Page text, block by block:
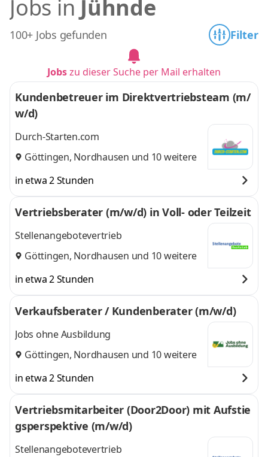
Jobs in Jühnde
100+ Jobs gefunden Filter
Jobszu dieser Suche per Mail erhalten
Kundenbetreuer im Direktvertriebsteam (m/
w/d)
Durch-Starten.com
Göttingen, Nordhausen und 10 weitere
in etwa 2 Stunden
Vertriebsberater (m/w/d) in Voll- oder Teilzeit
Stellenangebotevertrieb
Göttingen, Nordhausen und 10 weitere
in etwa 2 Stunden
Verkaufsberater / Kundenberater (m/w/d)
Jobs ohne Ausbildung
Göttingen, Nordhausen und 10 weitere
in etwa 2 Stunden
Vertriebsmitarbeiter (Door2Door) mit Aufstie
gsperspektive (m/w/d)
Stellenangebotevertrieb